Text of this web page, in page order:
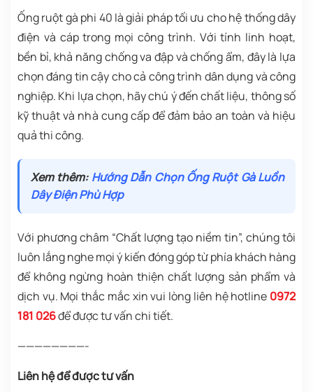
Ống ruột gà phi 40 là giải pháp tối ưu cho hệ thống dây
điện và cáp trong mọi công trình. Với tính linh hoạt,
bền bỉ, khả năng chống va đập và chống ẩm, đây là lựa
chọn đáng tin cậy cho cả công trình dân dụng và công
nghiệp. Khi lựa chọn, hãy chú ý đến chất liệu, thông số
kỹ thuật và nhà cung cấp để đảm bảo an toàn và hiệu
quả thi công.
Xem thêm: Hướng Dẫn Chọn Ống Ruột Gà Luồn
Dây Điện Phù Hợp
Với phương châm “Chất lượng tạo niềm tin”, chúng tôi
luôn lắng nghe mọi ý kiến đóng góp từ phía khách hàng
để không ngừng hoàn thiện chất lượng sản phẩm và
dịch vụ. Mọi thắc mắc xin vui lòng liên hệ hotline 0972
181 026để được tư vấn chi tiết.
————————-
Liên hệ để được tư vấn